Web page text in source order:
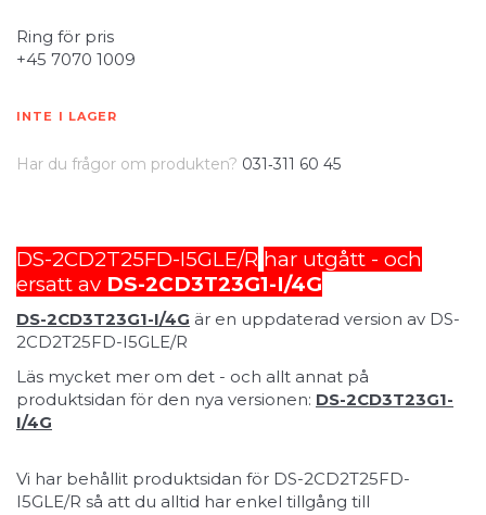
Ring för pris
+45 7070 1009
INTE I LAGER
Har du frågor om produkten? 031‑311 60 45
DS-2CD2T25FD-I5GLE/R har utgått - och
ersatt av DS-2CD3T23G1-I/4G
DS-2CD3T23G1-I/4G är en uppdaterad version av DS-
2CD2T25FD-I5GLE/R
Läs mycket mer om det - och allt annat på
produktsidan för den nya versionen: DS-2CD3T23G1-
I/4G
Vi har behållit produktsidan för DS-2CD2T25FD-
I5GLE/R så att du alltid har enkel tillgång till